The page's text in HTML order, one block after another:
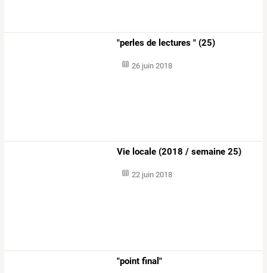
"perles de lectures " (25)
26 juin 2018
Vie locale (2018 / semaine 25)
22 juin 2018
"point final"